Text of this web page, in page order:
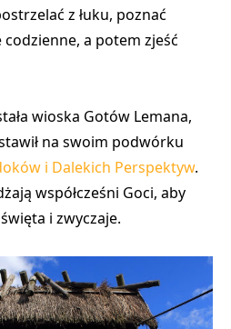
z łuku, poznać
a potem zjeść
wioska Gotów Lemana,
na swoim podwórku
i Dalekich Perspektyw.
współcześni Goci, aby
i zwyczaje.